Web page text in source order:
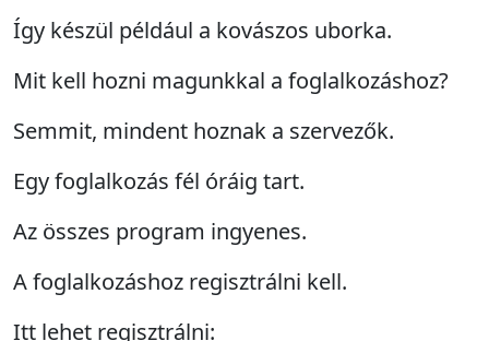
Így készül például a kovászos uborka.
Mit kell hozni magunkkal a foglalkozáshoz?
Semmit, mindent hoznak a szervezők.
Egy foglalkozás fél óráig tart.
Az összes program ingyenes.
A foglalkozáshoz regisztrálni kell.
Itt lehet regisztrálni: